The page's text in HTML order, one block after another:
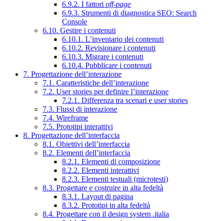
6.9.2. I fattori off-page
6.9.3. Strumenti di diagnostica SEO: Search
Console
6.10. Gestire i contenuti
6.10.1. L’inventario dei contenuti
6.10.2. Revisionare i contenuti
6.10.3. Migrare i contenuti
6.10.4. Pubblicare i contenuti
7. Progettazione dell’interazione
7.1. Caratteristiche dell’interazione
7.2. User stories per definire l’interazione
7.2.1. Differenza tra scenari e user stories
7.3. Flussi di interazione
7.4. Wireframe
7.5. Prototipi interattivi
8. Progettazione dell’interfaccia
8.1. Obiettivi dell’interfaccia
8.2. Elementi dell’interfaccia
8.2.1. Elementi di composizione
8.2.2. Elementi interattivi
8.2.3. Elementi testuali (microtesti)
8.3. Progettare e costruire in alta fedeltà
8.3.1. Layout di pagina
8.3.2. Prototipi in alta fedeltà
8.4. Progettare con il design system .italia